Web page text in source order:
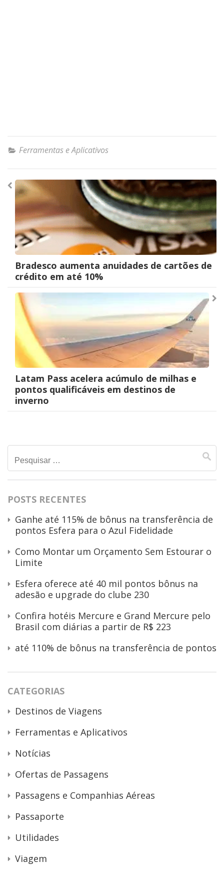
Ferramentas e Aplicativos
Navegação
de
Post
Bradesco aumenta anuidades de cartões de
crédito em até 10%
Latam Pass acelera acúmulo de milhas e
pontos qualificáveis em destinos de
inverno
Pesquisar
por:
POSTS RECENTES
Ganhe até 115% de bônus na transferência de
pontos Esfera para o Azul Fidelidade
Como Montar um Orçamento Sem Estourar o
Limite
Esfera oferece até 40 mil pontos bônus na
adesão e upgrade do clube 230
Confira hotéis Mercure e Grand Mercure pelo
Brasil com diárias a partir de R$ 223
até 110% de bônus na transferência de pontos
CATEGORIAS
Destinos de Viagens
Ferramentas e Aplicativos
Notícias
Ofertas de Passagens
Passagens e Companhias Aéreas
Passaporte
Utilidades
Viagem